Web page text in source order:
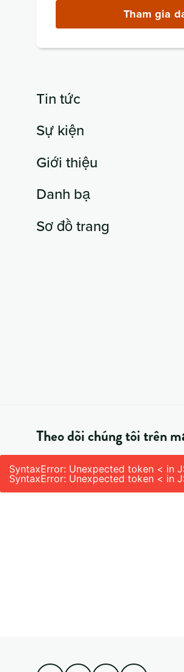
(bắt
Tham gia
Tin tức
Sự kiện
Giới thiệu
Danh bạ
Sơ đồ trang
Theo dõi chúng tôi trên
SyntaxError: Unexpected token < in
SyntaxError: Unexpected token < in